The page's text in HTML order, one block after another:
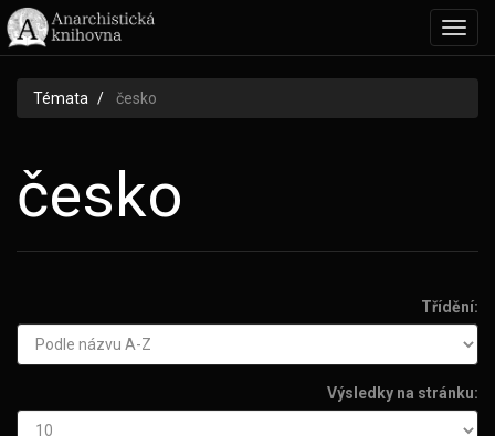
Témata česko
česko
Třídění:
Výsledky na stránku: